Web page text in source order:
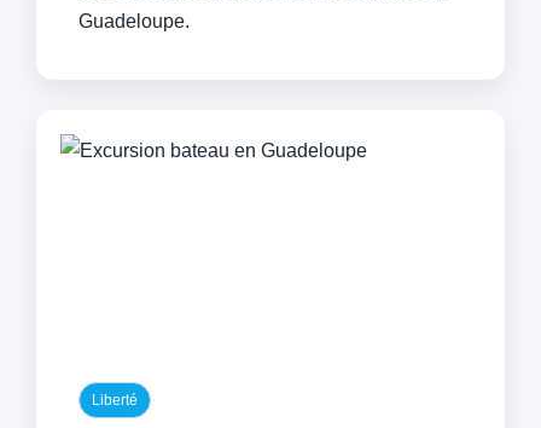
Guadeloupe.
Liberté